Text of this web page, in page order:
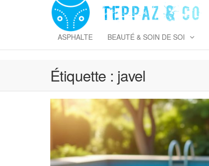
ASPHALTE BEAUTÉ & SOIN DE SOI
Étiquette : javel